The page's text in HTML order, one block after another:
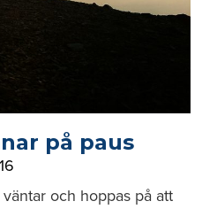
på paus
och hoppas på att